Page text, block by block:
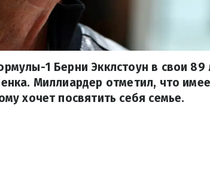
1 Берни Экклстоун в свои 89
Миллиардер отметил, что
хочет посвятить себя семье.